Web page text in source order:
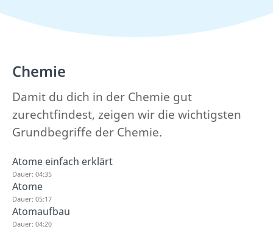
Chemie
Damit du dich in der Chemie gut
zurechtfindest, zeigen wir die wichtigsten
Grundbegriffe der Chemie.
Atome einfach erklärt
Dauer: 04:35
Atome
Dauer: 05:17
Atomaufbau
Dauer: 04:20